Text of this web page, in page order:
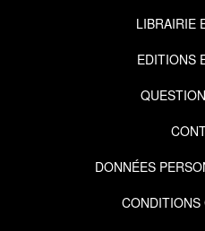
LIBRAIRIE
EDITIONS
DONNÉES
CONDITIONS